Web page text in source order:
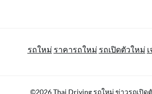
รถใหม่ ราคารถใหม่ รถเปิดตัวใหม่
©2026 Thai Driving รถใหม่ ข่าวรถเปิด